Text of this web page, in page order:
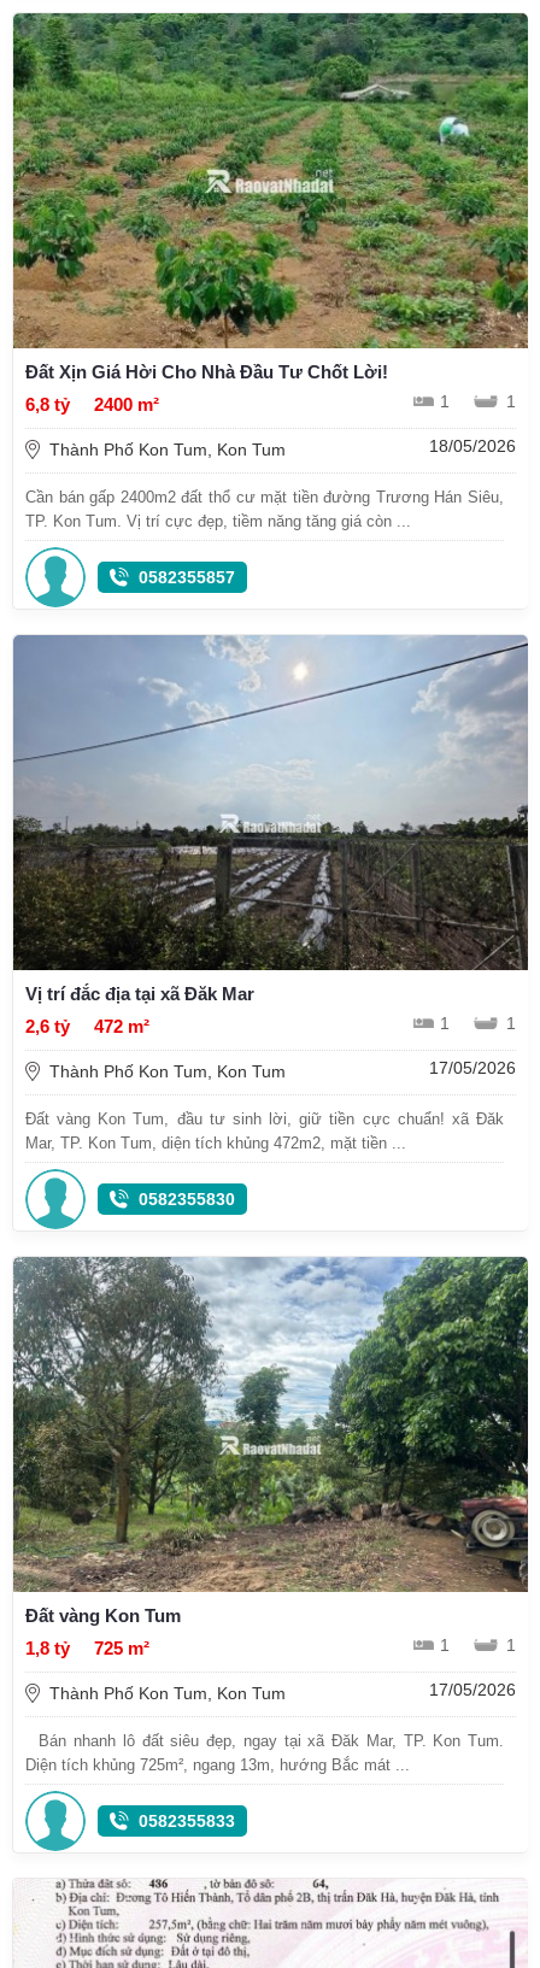
Đất Xịn Giá Hời Cho Nhà Đầu Tư Chốt Lời!
6,8 tỷ
2400 m² 1 1
Thành Phố Kon Tum, Kon Tum 18/05/2026
Cần bán gấp 2400m2 đất thổ cư mặt tiền đường Trương Hán Siêu,
TP. Kon Tum. Vị trí cực đẹp, tiềm năng tăng giá còn ...
0582355857
Vị trí đắc địa tại xã Đăk Mar
2,6 tỷ
472 m² 1 1
Thành Phố Kon Tum, Kon Tum 17/05/2026
Đất vàng Kon Tum, đầu tư sinh lời, giữ tiền cực chuẩn! xã Đăk
Mar, TP. Kon Tum, diện tích khủng 472m2, mặt tiền ...
0582355830
Đất vàng Kon Tum
1,8 tỷ
725 m² 1 1
Thành Phố Kon Tum, Kon Tum 17/05/2026
Bán nhanh lô đất siêu đẹp, ngay tại xã Đăk Mar, TP. Kon Tum.
Diện tích khủng 725m², ngang 13m, hướng Bắc mát ...
0582355833